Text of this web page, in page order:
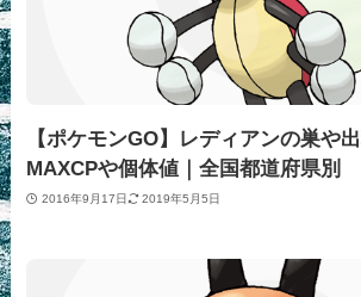
【ポケモンGO】レディアンの巣や
MAXCPや個体値｜全国都道府県別
2016年9月17日 2019年5月5日